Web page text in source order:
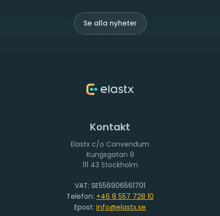
Se alla nyheter
Kontakt
Elastx c/o Convendum
111 43 Stockholm
VAT: SE556906561701
Telefon: +46 8 557 728 10
Epost: info@elastx.se